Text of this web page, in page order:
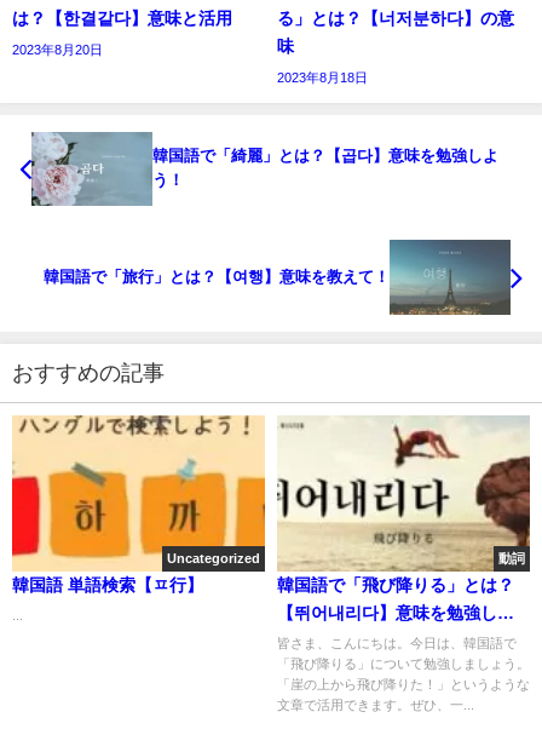
は？【한결같다】意味と活用
2023年8月20日
る」とは？【너저분하다】の意
味
2023年8月18日
韓国語で「綺麗」とは？【곱다】意味を勉強しよ
う！
韓国語で「旅行」とは？【여행】意味を教えて！
おすすめの記事
Uncategorized
韓国語 単語検索【ㅍ行】
動詞
韓国語で「飛び降りる」とは？
【뛰어내리다】意味を勉強しよ
う！
皆さま、こんにちは。今日は、韓国語で
「飛び降りる」について勉強しましょう。
「崖の上から飛び降りた！」というような
文章で活用できます。ぜひ、一...